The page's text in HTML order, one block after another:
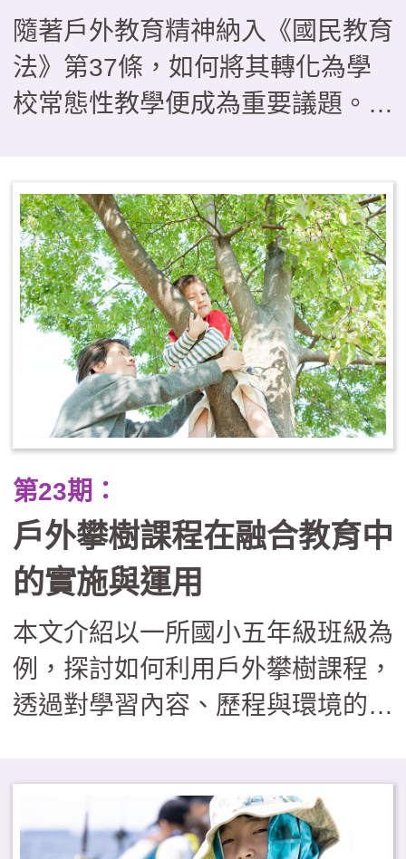
隨著戶外教育精神納入《國民教育
法》第37條，如何將其轉化為學
校常態性教學便成為重要議題。本
育課程的推動歷程。
第23期：
戶外攀樹課程在融合教育中
的實施與運用
本文介紹以一所國小五年級班級為
例，探討如何利用戶外攀樹課程，
透過對學習內容、歷程與環境的適
共同參與。文中也分享了如何透過
課程調整與設計，落實多元包容價
值，為戶外教育轉化為融合教育實